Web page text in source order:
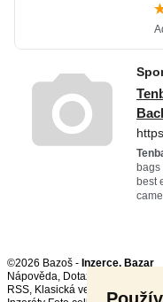
©2026 Bazoš - Inzerce, Bazar
Nápověda, Dotazy
RSS,